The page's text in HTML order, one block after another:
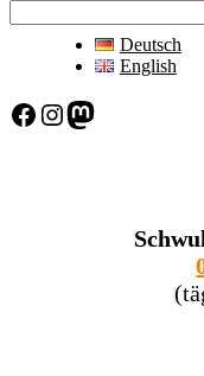
Deutsch
English
Facebook Instagram Mastodon